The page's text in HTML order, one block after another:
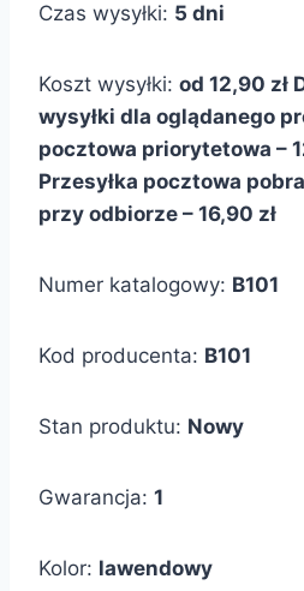
Czas wysyłki: 5 dni
Koszt wysyłki: od 12,90 zł
wysyłki dla oglądanego
pocztowa priorytetowa –
Przesyłka pocztowa
przy odbiorze – 16,90 zł
Numer katalogowy: B101
Kod producenta: B101
Stan produktu: Nowy
Gwarancja: 1
Kolor: lawendowy